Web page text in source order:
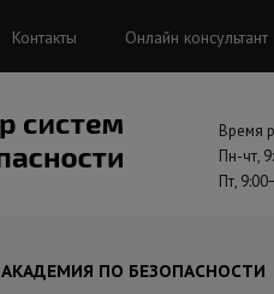
Контакты Онлайн консультант
Время
Пн-чт,
Пт,
АКАДЕМИЯ ПО БЕЗОПАСНОСТИ